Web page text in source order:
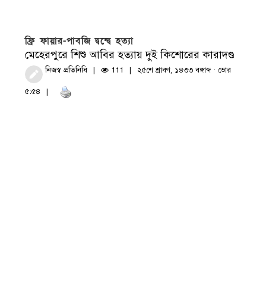
ফ্রি ফায়ার-পাবজি দ্বন্দ্বে হত্যা
মেহেরপুরে শিশু আবির হত্যায় দুই কিশোরের কারাদণ্ড
নিজস্ব প্রতিনিধি 111 ২৫শে শ্রাবণ, ১৪৩৩ বঙ্গাব্দ · ভোর
৫:৫৪